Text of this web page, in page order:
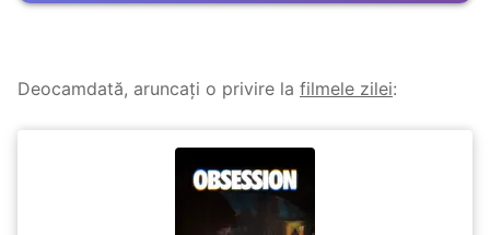
Deocamdată, aruncați o privire la filmele zilei: